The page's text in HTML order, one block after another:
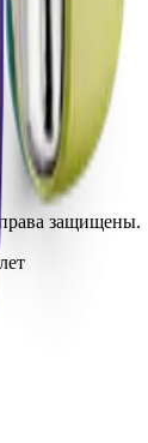
защищены.